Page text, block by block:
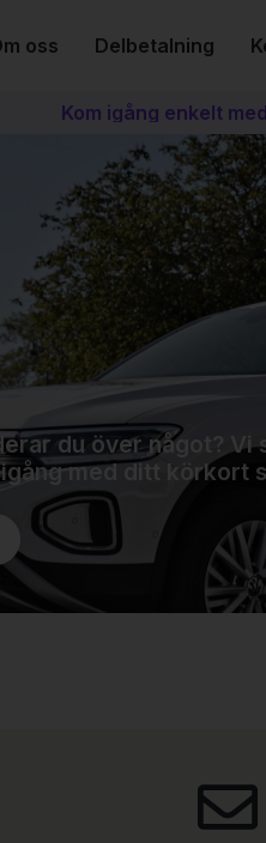
oss Delbetalning
Kom igång enkelt med
du över något? Vi
med ditt körkort